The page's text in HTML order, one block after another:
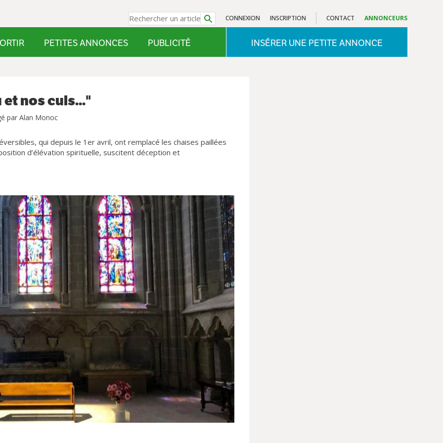
CONTACT ANNONCEURS
CONNEXION INSCRIPTION
PETITES ANNONCES PUBLICITÉ INSÉRER UNE PETITE ANNONCE
nos culs..."
par Alan Monoc
qui depuis le 1er avril, ont remplacé les chaises paillées
d’élévation spirituelle, suscitent déception et